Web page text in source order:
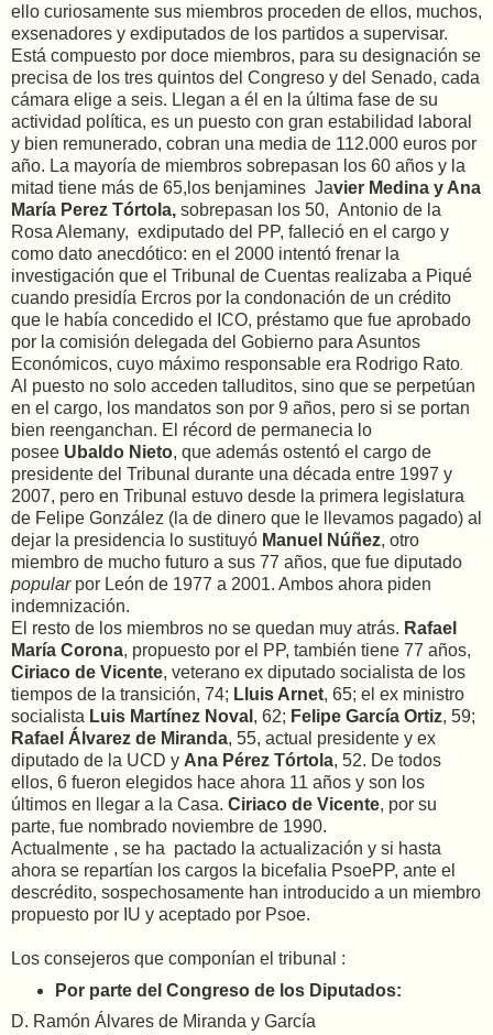
ello curiosamente sus miembros proceden de ellos, muchos,
exsenadores y exdiputados de los partidos a supervisar.
Está compuesto por doce miembros, para su designación se
precisa de los tres quintos del Congreso y del Senado, cada
cámara elige a seis. Llegan a él en la última fase de su
actividad política, es un puesto con gran estabilidad laboral
y bien remunerado, cobran una media de 112.000 euros por
año. La mayoría de miembros sobrepasan los 60 años y la
mitad tiene más de 65,los benjamines Javier Medina y Ana
María Perez Tórtola, sobrepasan los 50, Antonio de la
Rosa Alemany, exdiputado del PP, falleció en el cargo y
como dato anecdótico: en el 2000 intentó frenar la
investigación que el Tribunal de Cuentas realizaba a Piqué
cuando presidía Ercros por la condonación de un crédito
que le había concedido el ICO, préstamo que fue aprobado
por la comisión delegada del Gobierno para Asuntos
Económicos, cuyo máximo responsable era Rodrigo Rato
Al puesto no solo acceden talluditos, sino que se perpetúan
en el cargo, los mandatos son por 9 años, pero si se portan
bien reenganchan. El récord de permanecia lo
posee Ubaldo Nieto, que además ostentó el cargo de
presidente del Tribunal durante una década entre 1997 y
2007, pero en Tribunal estuvo desde la primera legislatura
de Felipe González (la de dinero que le llevamos pagado) al
dejar la presidencia lo sustituyó Manuel Núñez, otro
miembro de mucho futuro a sus 77 años, que fue diputado
popular por León de 1977 a 2001. Ambos ahora piden
indemnización.
El resto de los miembros no se quedan muy atrás. Rafael
María Corona, propuesto por el PP, también tiene 77 años,
Ciriaco de Vicente, veterano ex diputado socialista de los
tiempos de la transición, 74; Lluis Arnet, 65; el ex ministro
socialista Luis Martínez Noval , 62; Felipe García Ortiz, 59;
Rafael Álvarez de Miranda, 55, actual presidente y ex
diputado de la UCD y Ana Pérez Tórtola, 52. De todos
ellos, 6 fueron elegidos hace ahora 11 años y son los
últimos en llegar a la Casa. Ciriaco de Vicente, por su
parte, fue nombrado noviembre de 1990.
Actualmente , se ha pactado la actualización y si hasta
ahora se repartían los cargos la bicefalia PsoePP, ante el
descrédito, sospechosamente han introducido a un miembro
propuesto por IU y aceptado por Psoe.
Los consejeros que componían el tribunal :
Por parte del Congreso de los Diputados:
D. Ramón Álvares de Miranda y García